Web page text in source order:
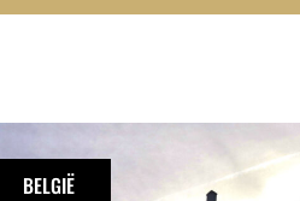
HasardBELGIË